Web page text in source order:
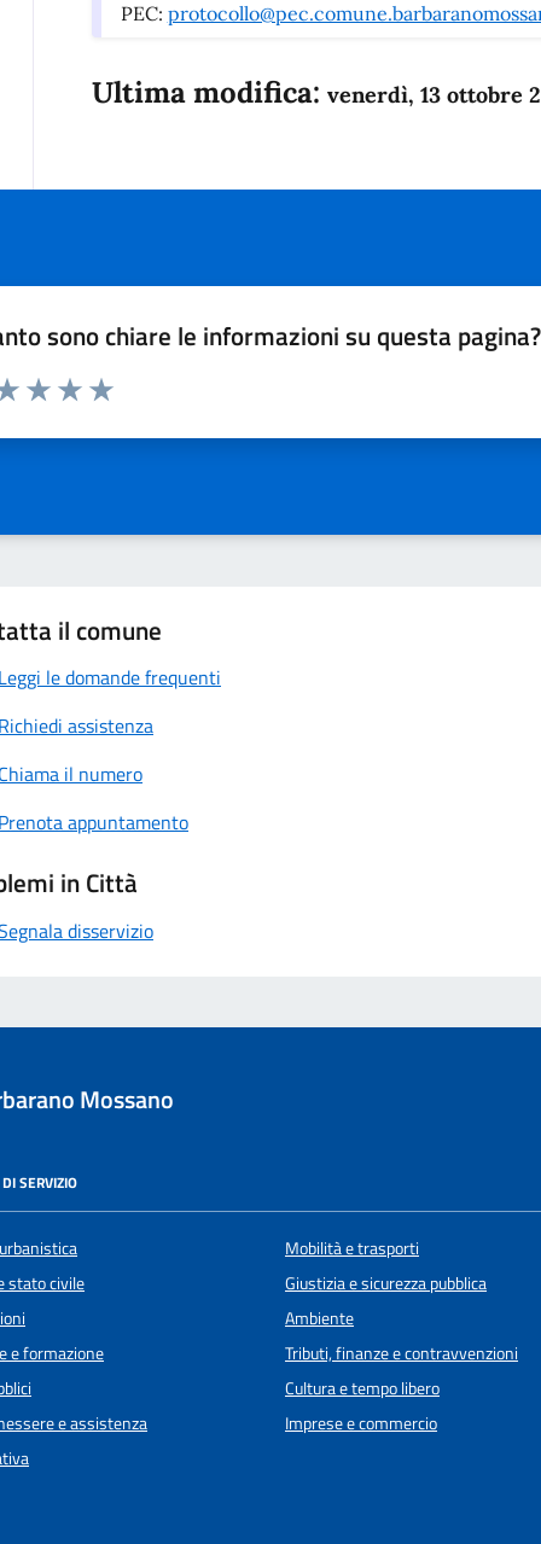
PEC:
Ultima modifica: venerdì, 13 ottobre
sono chiare le informazioni su questa pagina?
da 1 a 5 stelle la pagina
il comune
Leggi le domande frequenti
Richiedi assistenza
Chiama il numero
Prenota appuntamento
in Città
disservizio
Mossano
SERVIZIO
stato civile
e formazione
e assistenza
Mobilità e trasporti
Giustizia e sicurezza pubblica
Ambiente
Tributi, finanze e contravvenzioni
Cultura e tempo libero
Imprese e commercio